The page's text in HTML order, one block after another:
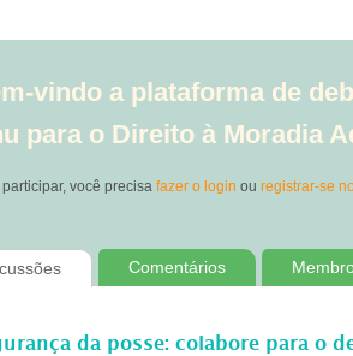
vindo a plataforma de
para o Direito à Moradia
participar, você precisa fazer o login ou registrar-se
Comentários
da posse: colabore para o